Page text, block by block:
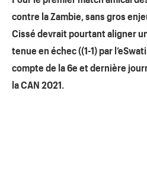
contre la Zambie, sans gros
Cissé devrait pourtant aligner
tenue en échec ((1-1) par
compte de la 6e et dernière
la CAN 2021.